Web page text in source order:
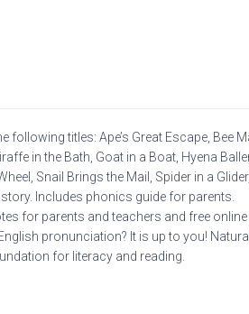
following titles: Ape’s Great Escape, Bee
in the Bath, Goat in a Boat, Hyena
Snail Brings the Mail, Spider in a
Includes phonics guide for parents.
for parents and teachers and free
pronunciation? It is up to you!
for literacy and reading.